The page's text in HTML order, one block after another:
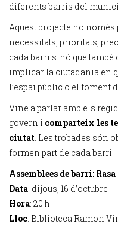
diferents barris del
Aquest projecte no
necessitats, prioritats,
cada barri sinó que
implicar la ciutadania en
l’espai públic o el foment
Vine a parlar amb els
govern i comparteix les
ciutat. Les trobades són
formen part de cada barri.
Assemblees de barri:
Data: dijous, 16 d’octubre
Hora: 20 h
Lloc: Biblioteca Ramon